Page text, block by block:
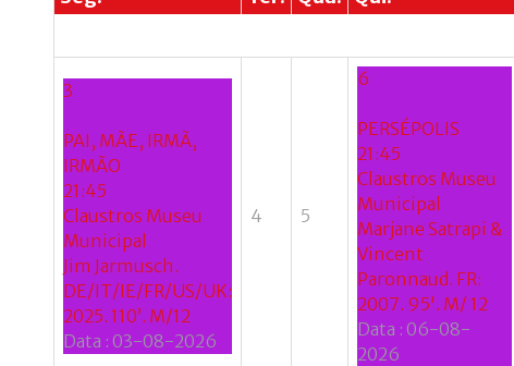
3
PAI, MÃE, IRMÃ,
IRMÃO
21:45
Claustros Museu
Municipal
Jim Jarmusch.
DE/IT/IE/FR/US/UK:
2025. 110’. M/12
Data : 03-08-2026
4 5
6
PERSÉPOLIS
21:45
Claustros Museu
Municipal
Marjane Satrapi &
Vincent
Paronnaud. FR:
2007. 95'. M/ 12
Data : 06-08-
2026
se
nome
/
da
Login